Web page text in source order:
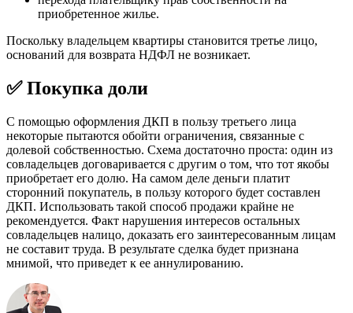
приобретенное жилье.
Поскольку владельцем квартиры становится третье лицо,
оснований для возврата НДФЛ не возникает.
✅ Покупка доли
С помощью оформления ДКП в пользу третьего лица
некоторые пытаются обойти ограничения, связанные с
долевой собственностью. Схема достаточно проста: один из
совладельцев договаривается с другим о том, что тот якобы
приобретает его долю. На самом деле деньги платит
сторонний покупатель, в пользу которого будет составлен
ДКП. Использовать такой способ продажи крайне не
рекомендуется. Факт нарушения интересов остальных
совладельцев налицо, доказать его заинтересованным лицам
не составит труда. В результате сделка будет признана
мнимой, что приведет к ее аннулированию.